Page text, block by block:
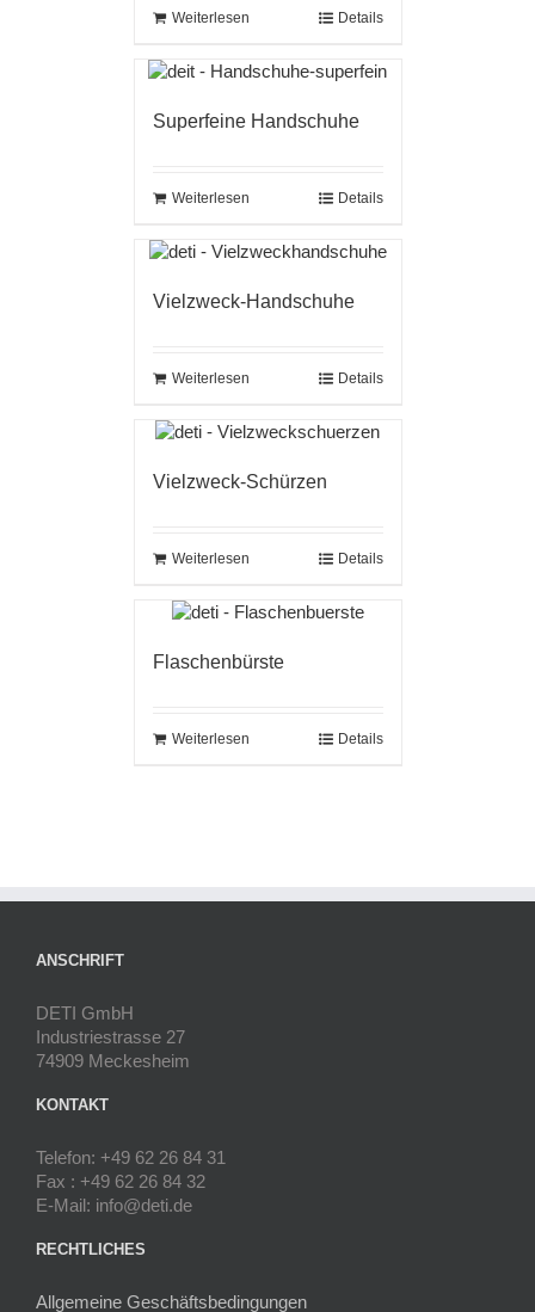
Weiterlesen Details
Superfeine Handschuhe
Weiterlesen Details
Vielzweck-Handschuhe
Weiterlesen Details
Vielzweck-Schürzen
Weiterlesen Details
Flaschenbürste
Weiterlesen Details
ANSCHRIFT
DETI GmbH
Industriestrasse 27
74909 Meckesheim
KONTAKT
Telefon: +49 62 26 84 31
Fax : +49 62 26 84 32
E-Mail: info@deti.de
RECHTLICHES
Allgemeine Geschäftsbedingungen